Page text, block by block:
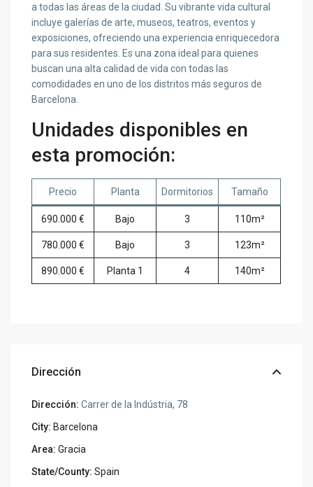
a todas las áreas de la ciudad. Su vibrante vida cultural
incluye galerías de arte, museos, teatros, eventos y
exposiciones, ofreciendo una experiencia enriquecedora
para sus residentes. Es una zona ideal para quienes
buscan una alta calidad de vida con todas las
comodidades en uno de los distritos más seguros de
Barcelona.
Unidades disponibles en
esta promoción:
Precio Planta Dormitorios Tamaño
690.000 € Bajo 3 110m²
780.000 € Bajo 3 123m²
890.000 € Planta 1 4 140m²
Dirección
Dirección: Carrer de la Indústria, 78
City: Barcelona
Area: Gracia
State/County: Spain